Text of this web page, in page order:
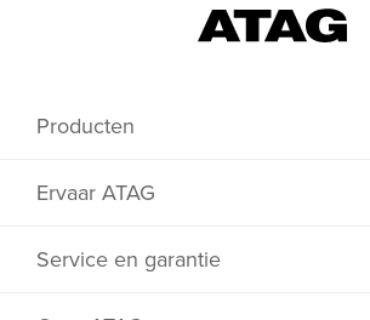
Producten
Ervaar ATAG
Service en garantie